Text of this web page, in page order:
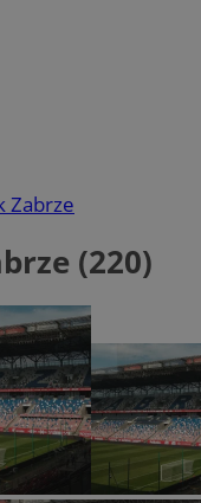
Zabrze
(220)